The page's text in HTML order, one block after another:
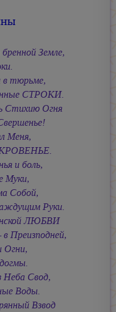
Земле,
в тюрьме,
СТРОКИ.
Стихию Огня
Меня,
и боль,
Муки,
Собой,
Руки.
ЛЮБВИ
Преизподней,
Огни,
Неба Свод,
Воды.
Взвод